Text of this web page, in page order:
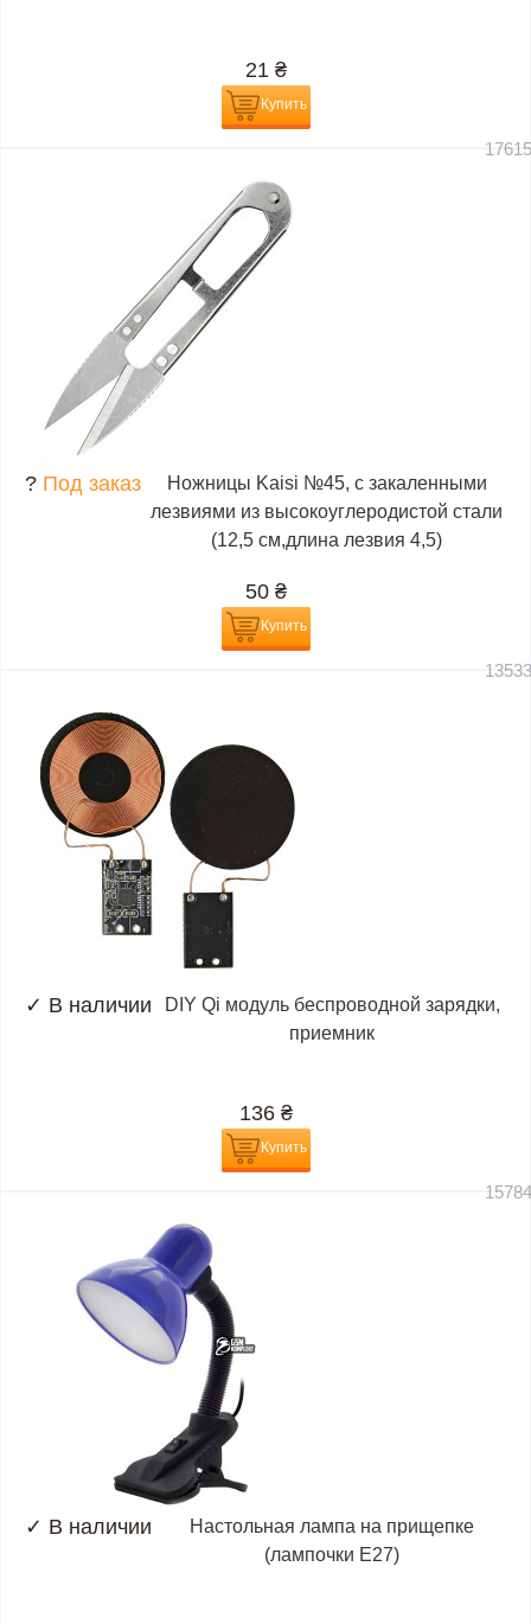
21 ₴
Купить
? Под заказ
Ножницы Kaisi №45, с закаленными
лезвиями из высокоуглеродистой стали
(12,5 см,длина лезвия 4,5)
50 ₴
Купить
✓ В наличии
DIY Qi модуль беспроводной зарядки,
приемник
136 ₴
Купить
✓ В наличии
Настольная лампа на прищепке
(лампочки E27)